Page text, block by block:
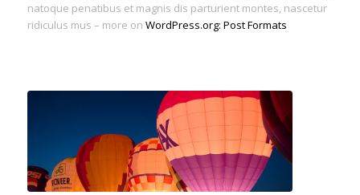
natoque penatibus et magnis dis parturient montes, nascetur
ridiculus mus – more on WordPress.org: Post Formats